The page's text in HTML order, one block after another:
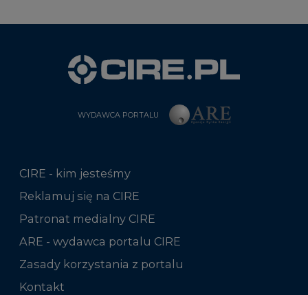
WYDAWCA PORTALU
CIRE - kim jesteśmy
Reklamuj się na CIRE
Patronat medialny CIRE
ARE - wydawca portalu CIRE
Zasady korzystania z portalu
Kontakt